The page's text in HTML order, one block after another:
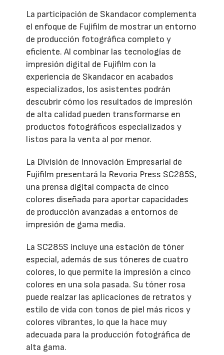
La participación de Skandacor complementa
el enfoque de Fujifilm de mostrar un entorno
de producción fotográfica completo y
eficiente. Al combinar las tecnologías de
impresión digital de Fujifilm con la
experiencia de Skandacor en acabados
especializados, los asistentes podrán
descubrir cómo los resultados de impresión
de alta calidad pueden transformarse en
productos fotográficos especializados y
listos para la venta al por menor.
La División de Innovación Empresarial de
Fujifilm presentará la Revoria Press SC285S,
una prensa digital compacta de cinco
colores diseñada para aportar capacidades
de producción avanzadas a entornos de
impresión de gama media.
La SC285S incluye una estación de tóner
especial, además de sus tóneres de cuatro
colores, lo que permite la impresión a cinco
colores en una sola pasada. Su tóner rosa
puede realzar las aplicaciones de retratos y
estilo de vida con tonos de piel más ricos y
colores vibrantes, lo que la hace muy
adecuada para la producción fotográfica de
alta gama.